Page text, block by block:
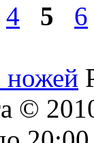
4 5 6
ножей
©